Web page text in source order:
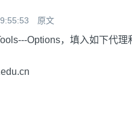
原文
Options，填入如下代理